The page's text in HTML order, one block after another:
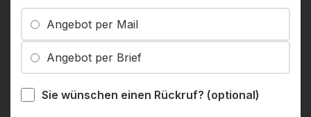
Angebot per Mail
Angebot per Brief
Sie wünschen einen Rückruf? (optional)